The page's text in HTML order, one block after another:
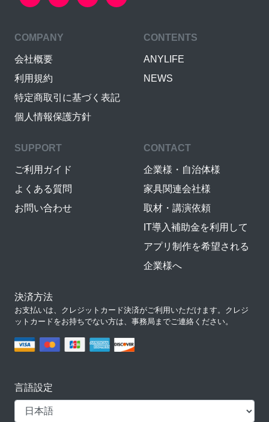
COMPANY
会社概要
利用規約
特定商取引に基づく表記
個人情報保護方針
CONTENTS
ANYLIFE
NEWS
SUPPORT
ご利用ガイド
よくある質問
お問い合わせ
CONTACT
企業様・自治体様
家具関連会社様
取材・講演依頼
IT導入補助金を利用して
アプリ制作を希望される
企業様へ
決済方法
お支払いは、クレジットカード決済がご利用いただけます。クレジ
ットカードをお持ちでない方は、事務局までご連絡ください。
言語設定